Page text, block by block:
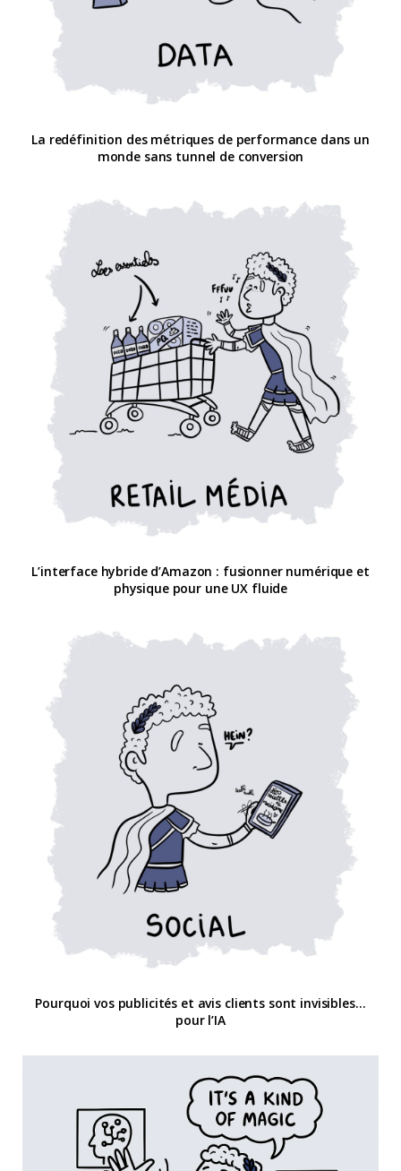
La redéfinition des métriques de performance dans un
monde sans tunnel de conversion
L’interface hybride d’Amazon : fusionner numérique et
physique pour une UX fluide
Pourquoi vos publicités et avis clients sont invisibles…
pour l’IA